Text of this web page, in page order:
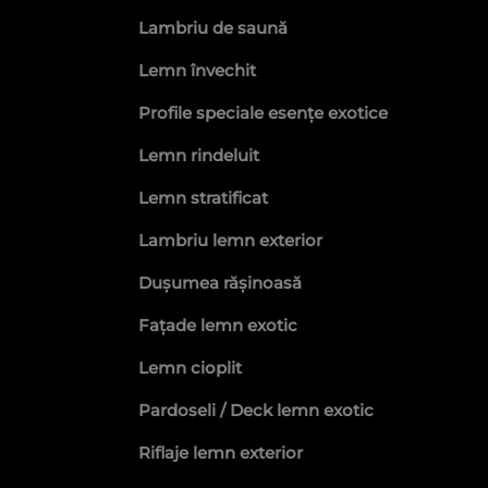
dă o notă de originalitate,
Lambriu de saună
Lemn învechit
Profile speciale esențe exotice
Lemn rindeluit
Lemn stratificat
Lambriu lemn exterior
Dușumea rășinoasă
Fațade lemn exotic
Lemn cioplit
Pardoseli / Deck lemn exotic
Riflaje lemn exterior